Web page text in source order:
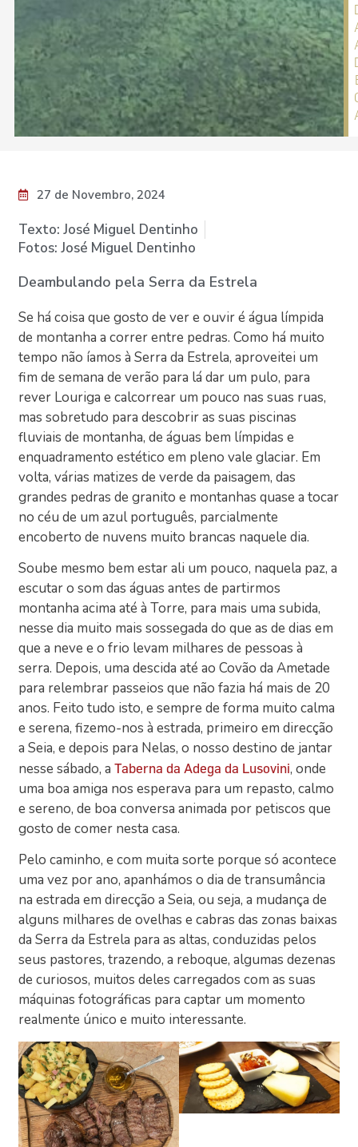
27 de Novembro, 2024
Texto: José Miguel Dentinho
Fotos: José Miguel Dentinho
Deambulando pela Serra da Estrela
Se há coisa que gosto de ver e ouvir é água límpida
de montanha a correr entre pedras. Como há muito
tempo não íamos à Serra da Estrela, aproveitei um
fim de semana de verão para lá dar um pulo, para
rever Louriga e calcorrear um pouco nas suas ruas,
mas sobretudo para descobrir as suas piscinas
fluviais de montanha, de águas bem límpidas e
enquadramento estético em pleno vale glaciar. Em
volta, várias matizes de verde da paisagem, das
grandes pedras de granito e montanhas quase a tocar
no céu de um azul português, parcialmente
encoberto de nuvens muito brancas naquele dia.
Soube mesmo bem estar ali um pouco, naquela paz, a
escutar o som das águas antes de partirmos
montanha acima até à Torre, para mais uma subida,
nesse dia muito mais sossegada do que as de dias em
que a neve e o frio levam milhares de pessoas à
serra. Depois, uma descida até ao Covão da Ametade
para relembrar passeios que não fazia há mais de 20
anos. Feito tudo isto, e sempre de forma muito calma
e serena, fizemo-nos à estrada, primeiro em direcção
a Seia, e depois para Nelas, o nosso destino de jantar
nesse sábado, aTaberna da Adega da Lusovini, onde
uma boa amiga nos esperava para um repasto, calmo
e sereno, de boa conversa animada por petiscos que
gosto de comer nesta casa.
Pelo caminho, e com muita sorte porque só acontece
uma vez por ano, apanhámos o dia de transumância
na estrada em direcção a Seia, ou seja, a mudança de
alguns milhares de ovelhas e cabras das zonas baixas
da Serra da Estrela para as altas, conduzidas pelos
seus pastores, trazendo, a reboque, algumas dezenas
de curiosos, muitos deles carregados com as suas
máquinas fotográficas para captar um momento
realmente único e muito interessante.